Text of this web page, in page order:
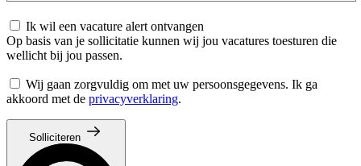
Ik wil een vacature alert ontvangen
Op basis van je sollicitatie kunnen wij jou vacatures toesturen die
wellicht bij jou passen.
Wij gaan zorgvuldig om met uw persoonsgegevens. Ik ga
akkoord met de privacyverklaring.
Solliciteren